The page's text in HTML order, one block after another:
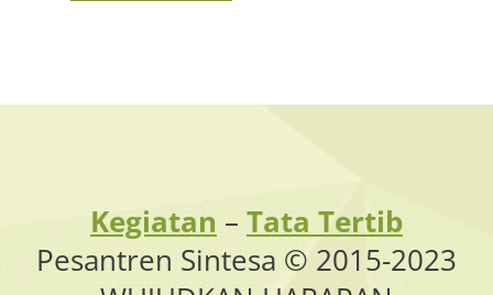
Kegiatan – Tata Tertib
Pesantren Sintesa © 2015-2023